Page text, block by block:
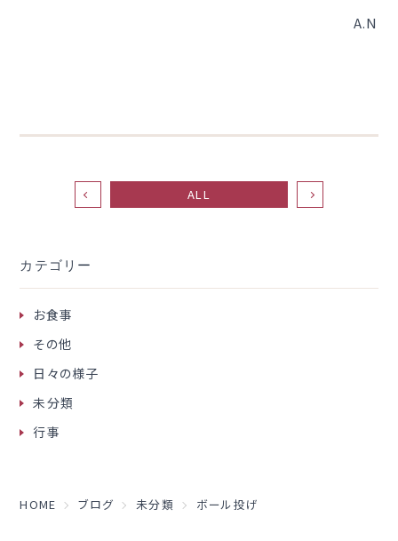
カテゴリー
お食事
その他
日々の様子
未分類
行事
A.N
ALL
HOME ブログ 未分類 ボール投げ